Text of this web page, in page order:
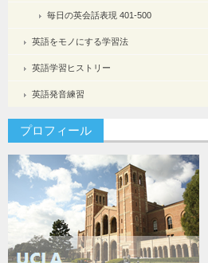
毎日の英会話表現 401-500
英語をモノにする学習法
英語学習ヒストリー
英語発音練習
プロフィール